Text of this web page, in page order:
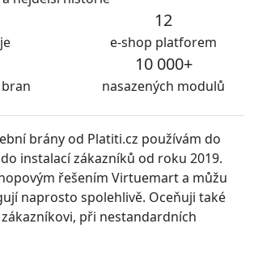
12
e-shop platforem
10 000+
nasazených modulů
brány od Platiti.cz používám do
instalací zákazníků od roku 2019.
řešením Virtuemart a můžu
naprosto spolehlivě. Oceňuji také
při nestandardních